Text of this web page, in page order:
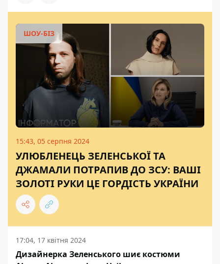
ШОУ-БІЗ
15:43, 05 серпня 2024
УЛЮБЛЕНЕЦЬ ЗЕЛЕНСЬКОЇ ТА
ДЖАМАЛИ ПОТРАПИВ ДО ЗСУ: ВАШІ
ЗОЛОТІ РУКИ ЦЕ ГОРДІСТЬ УКРАЇНИ
17:04, 17 квітня 2024
Дизайнерка Зеленського шиє костюми